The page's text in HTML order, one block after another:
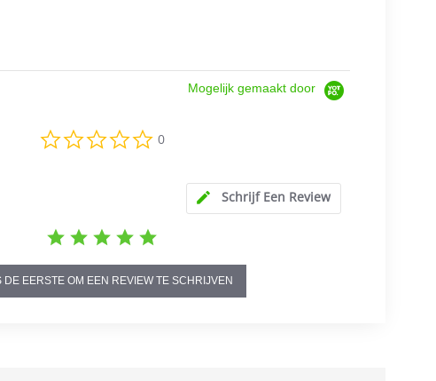
Mogelijk gemaakt door
star
0
Schrijf Een Review
DE EERSTE OM EEN REVIEW TE SCHRIJVEN